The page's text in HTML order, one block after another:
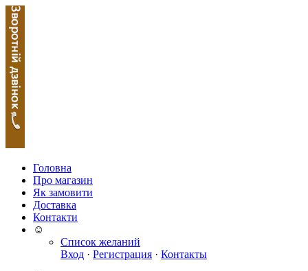
Головна
Про магазин
Як замовити
Доставка
Контакти
☺
Список желаний
Вход · Регистрация · Контакты